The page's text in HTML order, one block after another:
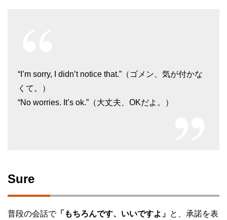
“I’m sorry, I didn’t notice that.”（ゴメン、気が付かな
くて。）
“No worries. It’s ok.”（大丈夫、OKだよ。）
Sure
普段の会話で「もちろんです、いいですよ」 と、承諾を表